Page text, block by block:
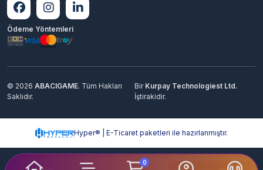
0
Ödeme Yöntemleri
© 2026 ABACIGAME. Tüm Hakları
Saklıdır.
Bir Kurpay Technologiest Ltd.
İştirakidir.
Hyper® | E-Ticaret paketleri ile hazırlanmıştır.